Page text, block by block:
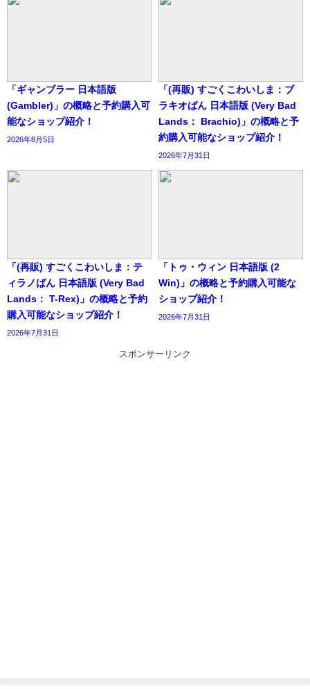
「ギャンブラー 日本語版
(Gambler)」の概略と予約購入可
能なショップ紹介！
2026年8月5日
「(再販) すごくこわいしま：ブ
ラキオばん 日本語版 (Very Bad
Lands： Brachio)」の概略と予
約購入可能なショップ紹介！
2026年7月31日
「(再販) すごくこわいしま：テ
ィラノばん 日本語版 (Very Bad
Lands： T-Rex)」の概略と予約
購入可能なショップ紹介！
2026年7月31日
「トゥ・ウィン 日本語版 (2
Win)」の概略と予約購入可能な
ショップ紹介！
2026年7月31日
スポンサーリンク